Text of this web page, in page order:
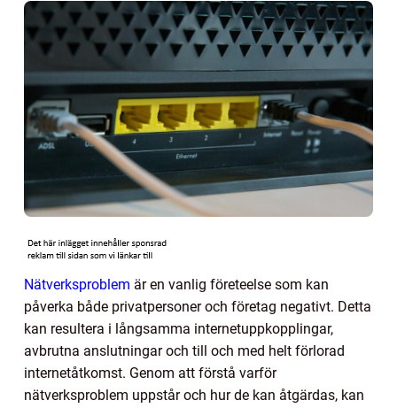
Nätverksproblem är en vanlig företeelse som kan
påverka både privatpersoner och företag negativt. Detta
kan resultera i långsamma internetuppkopplingar,
avbrutna anslutningar och till och med helt förlorad
internetåtkomst. Genom att förstå varför
nätverksproblem uppstår och hur de kan åtgärdas, kan